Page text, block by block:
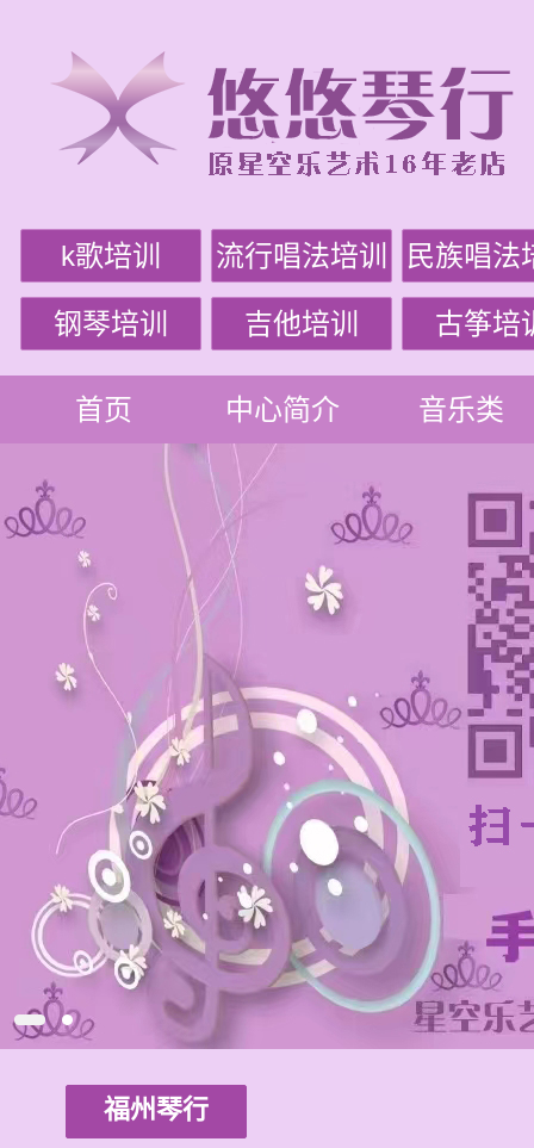
k歌培训 流行唱法培训 民族唱法
钢琴培训 吉他培训 古筝培
首页 中心简介 音乐类
福州琴行